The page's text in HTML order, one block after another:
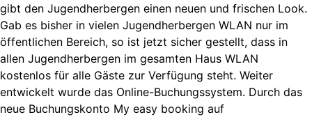
gibt den Jugendherbergen einen neuen und frischen Look.
Gab es bisher in vielen Jugendherbergen WLAN nur im
öffentlichen Bereich, so ist jetzt sicher gestellt, dass in
allen Jugendherbergen im gesamten Haus WLAN
kostenlos für alle Gäste zur Verfügung steht. Weiter
entwickelt wurde das Online-Buchungssystem. Durch das
neue Buchungskonto My easy booking auf